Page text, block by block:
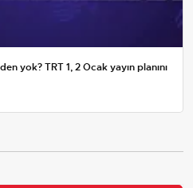
yok? TRT 1, 2 Ocak yayın planını